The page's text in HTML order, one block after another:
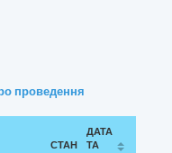
проведення
СТАН
ДАТА
ТА